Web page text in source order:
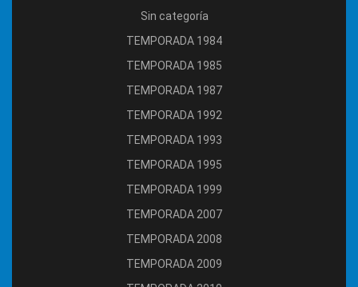
Sin categoría
TEMPORADA 1984
TEMPORADA 1985
TEMPORADA 1987
TEMPORADA 1992
TEMPORADA 1993
TEMPORADA 1995
TEMPORADA 1999
TEMPORADA 2007
TEMPORADA 2008
TEMPORADA 2009